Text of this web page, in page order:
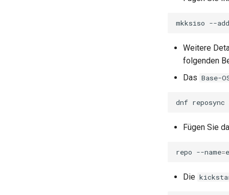
mkksiso --add
Weitere
folgenden
Das Base-
dnf reposync
Fügen Sie
repo --name=
Die